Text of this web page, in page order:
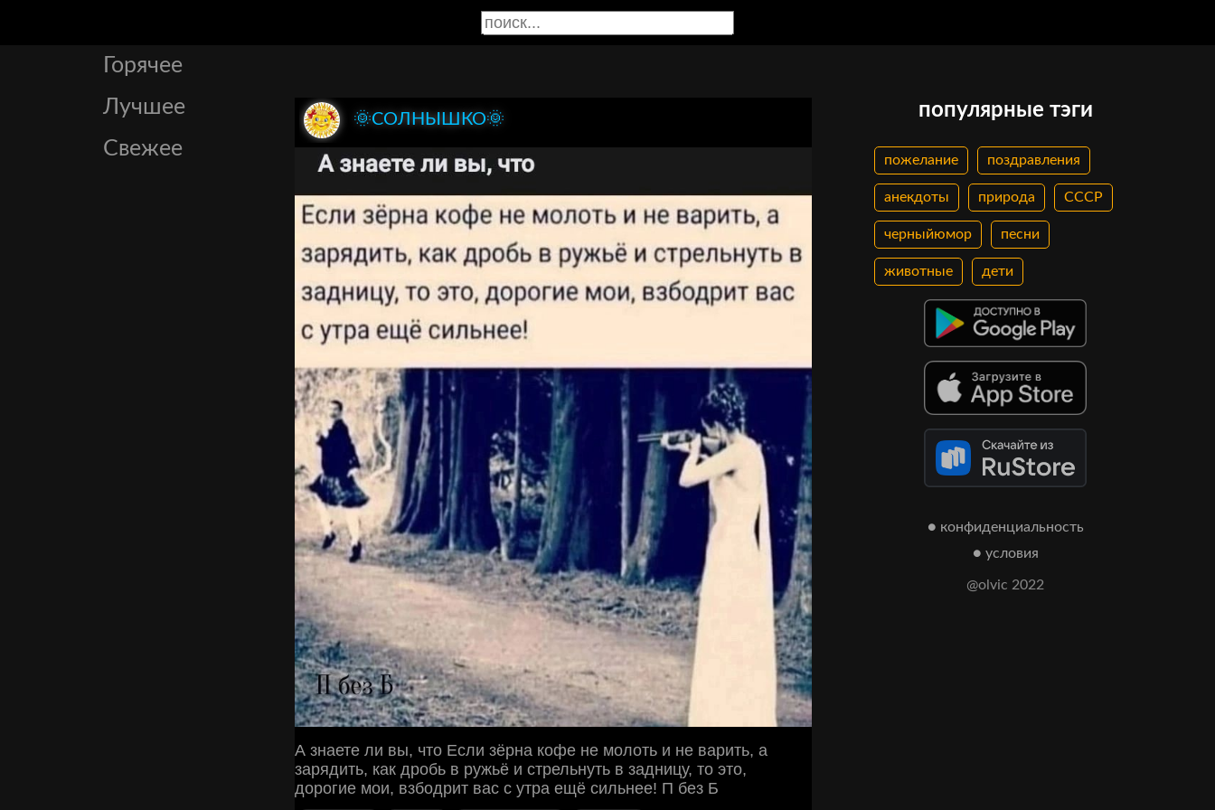
Горячее
Лучшее
Свежее
🌞СОЛНЫШКО🌞
А знаете ли вы, что Если зёрна кофе не молоть и не варить, а
зарядить, как дробь в ружьё и стрельнуть в задницу, то это,
дорогие мои, взбодрит вас с утра ещё сильнее! П без Б
популярные тэги
пожелание поздравления
анекдоты природа СССР
черныйюмор песни
животные дети
● конфиденциальность
● условия
@olvic 2022